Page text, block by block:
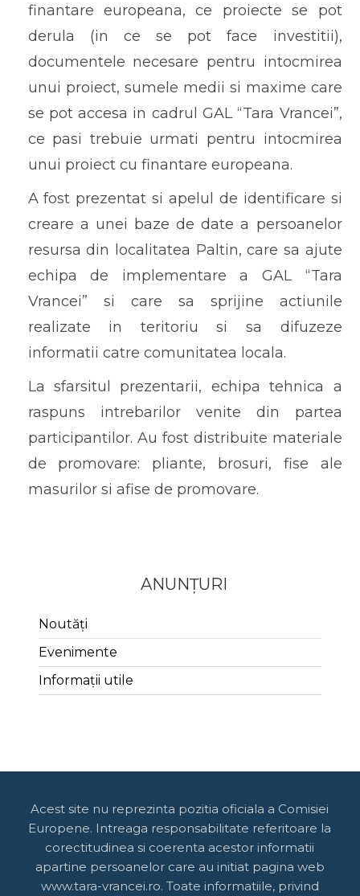
finantare europeana, ce proiecte se pot
derula (in ce se pot face investitii),
documentele necesare pentru intocmirea
unui proiect, sumele medii si maxime care
se pot accesa in cadrul GAL “Tara Vrancei”,
ce pasi trebuie urmati pentru intocmirea
unui proiect cu finantare europeana.
A fost prezentat si apelul de identificare si
creare a unei baze de date a persoanelor
resursa din localitatea Paltin, care sa ajute
echipa de implementare a GAL “Tara
Vrancei” si care sa sprijine actiunile
realizate in teritoriu si sa difuzeze
informatii catre comunitatea locala.
La sfarsitul prezentarii, echipa tehnica a
raspuns intrebarilor venite din partea
participantilor. Au fost distribuite materiale
de promovare: pliante, brosuri, fise ale
masurilor si afise de promovare.
ANUNȚURI
Noutăți
Evenimente
Informații utile
Acest site nu reprezinta pozitia oficiala a Comisiei
Europene. Intreaga responsabilitate referitoare la
corectitudinea si coerenta acestor informatii
apartine persoanelor care au initiat pagina web
www.tara-vrancei.ro. Toate informatiile, privind